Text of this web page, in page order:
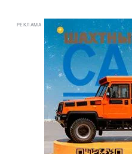
РЕКЛАМА